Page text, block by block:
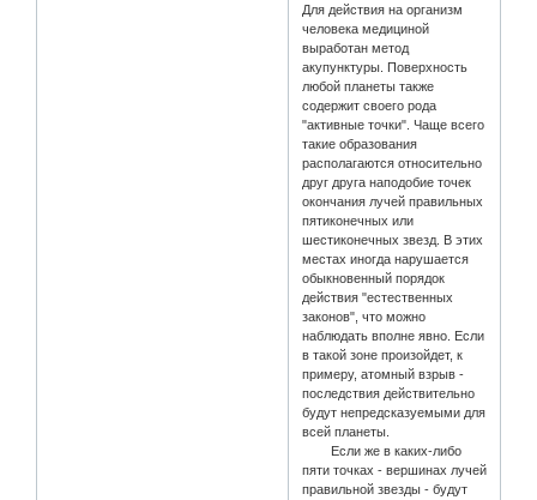
Для действия на организм
человека медициной
выработан метод
акупунктуры. Поверхность
любой планеты также
содержит своего рода
"активные точки". Чаще всего
такие образования
располагаются относительно
друг друга наподобие точек
окончания лучей правильных
пятиконечных или
шестиконечных звезд. В этих
местах иногда нарушается
обыкновенный порядок
действия "естественных
законов", что можно
наблюдать вполне явно. Если
в такой зоне произойдет, к
примеру, атомный взрыв -
последствия действительно
будут непредсказуемыми для
всей планеты.
Если же в каких-либо
пяти точках - вершинах лучей
правильной звезды - будут